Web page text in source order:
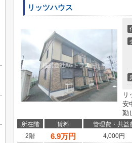
リッツハウス
リ
安
勤
所在階 賃料 管理費・共益
2階
6.9万円 4,000円